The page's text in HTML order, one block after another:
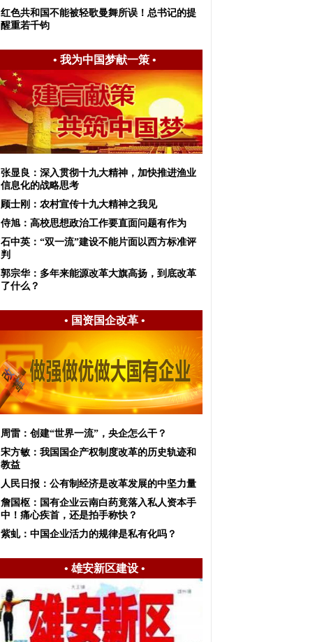
红色共和国不能被轻歌曼舞所误！总书记的提
醒重若千钧
• 我为中国梦献一策•
张显良：深入贯彻十九大精神，加快推进渔业
信息化的战略思考
顾士刚：农村宣传十九大精神之我见
侍旭：高校思想政治工作要直面问题有作为
石中英：“双一流”建设不能片面以西方标准评
判
郭宗华：多年来能源改革大旗高扬，到底改革
了什么？
• 国资国企改革•
周雷：创建“世界一流”，央企怎么干？
宋方敏：我国国企产权制度改革的历史轨迹和
教益
人民日报：公有制经济是改革发展的中坚力量
詹国枢：国有企业云南白药竟落入私人资本手
中！痛心疾首，还是拍手称快？
紫虬：中国企业活力的规律是私有化吗？
• 雄安新区建设•